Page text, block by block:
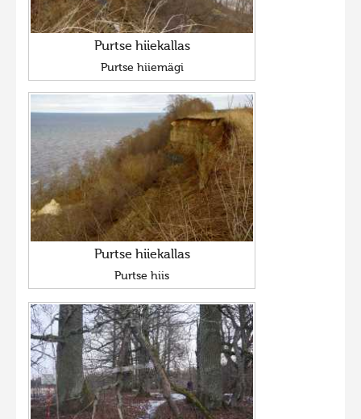
Purtse hiiekallas
Purtse hiiemägi
Purtse hiiekallas
Purtse hiis